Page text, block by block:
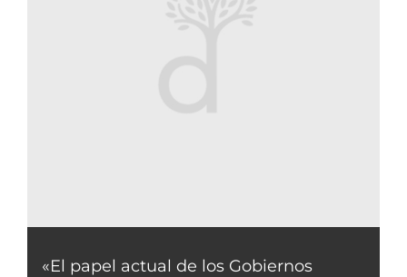
«El papel actual de los Gobiernos